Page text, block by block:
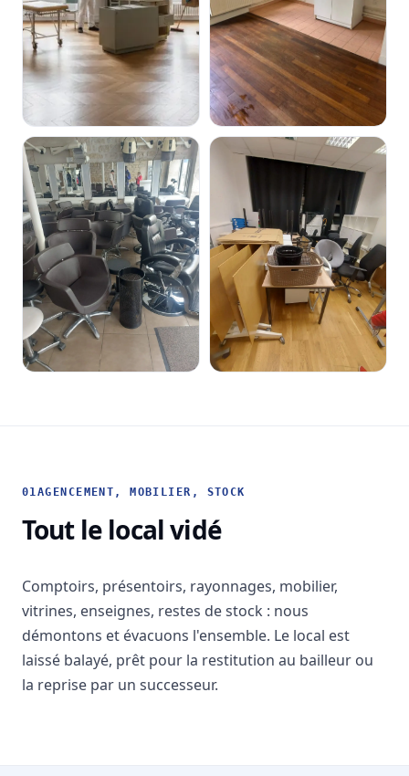
01AGENCEMENT, MOBILIER, STOCK
Tout le local vidé
Comptoirs, présentoirs, rayonnages, mobilier,
vitrines, enseignes, restes de stock : nous
démontons et évacuons l'ensemble. Le local est
laissé balayé, prêt pour la restitution au bailleur ou
la reprise par un successeur.